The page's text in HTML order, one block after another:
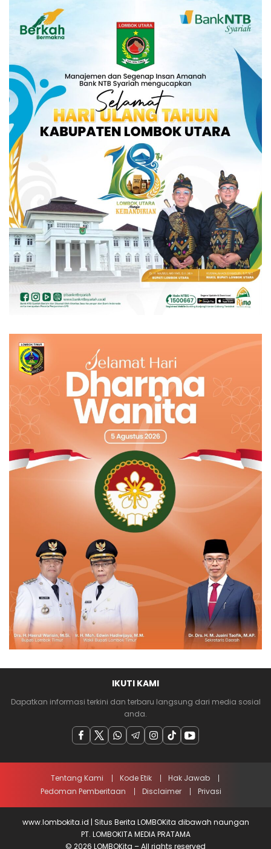
IKUTI KAMI
Dapatkan informasi terkini dan terbaru langsung dari media sosial
anda.
Tentang Kami Kode Etik
Hak Jawab
Pedoman Pemberitaan
Disclaimer Privasi
www.lombokita.id | Situs Berita LOMBOKita dibawah naungan
PT. LOMBOKITA MEDIA PRATAMA
© 2026 LOMBOKita – All rights reserved